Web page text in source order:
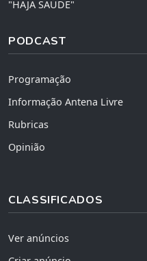
"HAJA SAÚDE"
PODCAST
Programação
Informação Antena Livre
Rubricas
Opinião
CLASSIFICADOS
Ver anúncios